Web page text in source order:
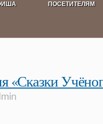
ПОСЕТИТЕЛЯМ
«Сказки
кота»